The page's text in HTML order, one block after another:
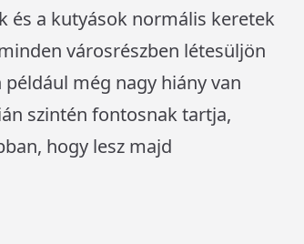
és a kutyások normális keretek
városrészben létesüljön
még nagy hiány van
szintén fontosnak tartja,
hogy lesz majd